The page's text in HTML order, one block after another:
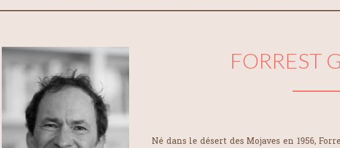
FORREST
Né dans le désert des Mojaves en 1956,